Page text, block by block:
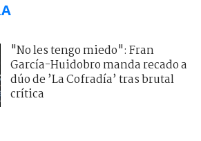
"No les tengo miedo": Fran
García-Huidobro manda recado a
dúo de ’La Cofradía’ tras brutal
crítica